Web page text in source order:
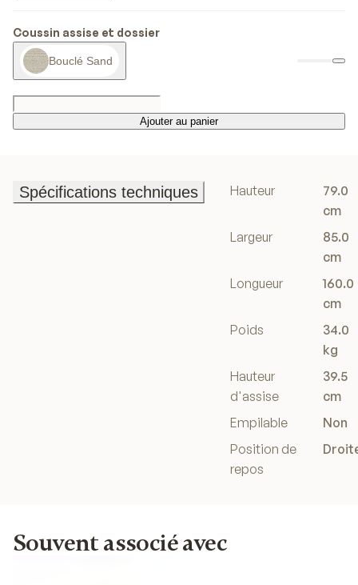
Coussin assise et dossier
Bouclé Sand
Ajouter au panier
Ajouter au panier
Spécifications techniques
Hauteur
79.0
cm
Largeur
85.0
cm
Longueur
160.0
cm
Poids
34.0
kg
Hauteur
d'assise
39.5
cm
Empilable
Non
Position de
repos
Souvent associé avec